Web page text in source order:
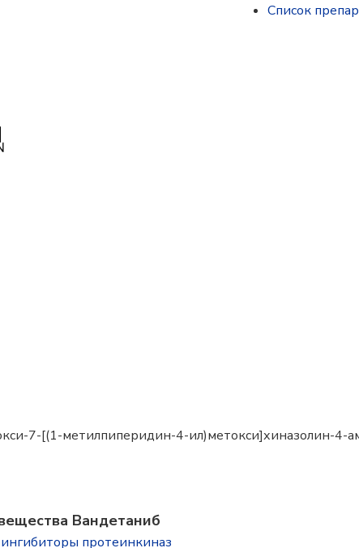
Список
7-[(1-метилпиперидин-4-ил)метокси]хиназолин-4-
Вандетаниб
протеинкиназ